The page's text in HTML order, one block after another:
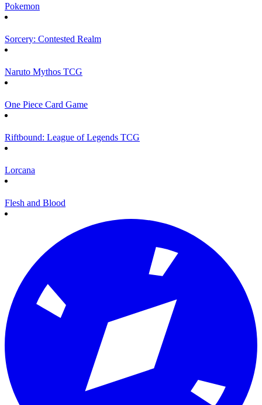
Pokemon
Sorcery: Contested Realm
Naruto Mythos TCG
One Piece Card Game
Riftbound: League of Legends TCG
Lorcana
Flesh and Blood